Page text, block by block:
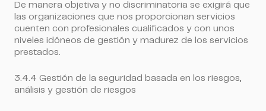
De manera objetiva y no discriminatoria se exigirá que
las organizaciones que nos proporcionan servicios
cuenten con profesionales cualificados y con unos
niveles idóneos de gestión y madurez de los servicios
prestados.
3.4.4 Gestión de la seguridad basada en los riesgos,
análisis y gestión de riesgos